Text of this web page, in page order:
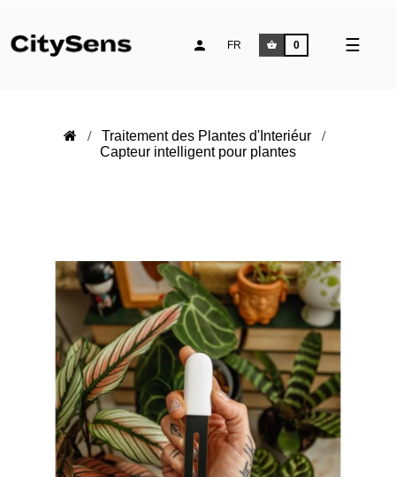
Toggle
☰
FR 0
Traitement des Plantes d'Interiéur
Capteur intelligent pour plantes